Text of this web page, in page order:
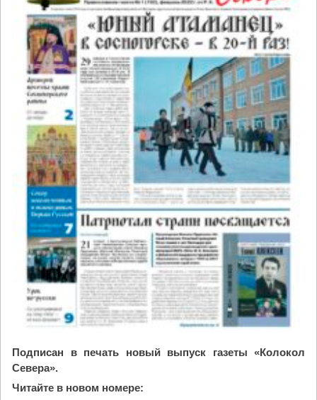
Подписан в печать новый выпуск газеты «Колокол
Севера».
Читайте в новом номере: